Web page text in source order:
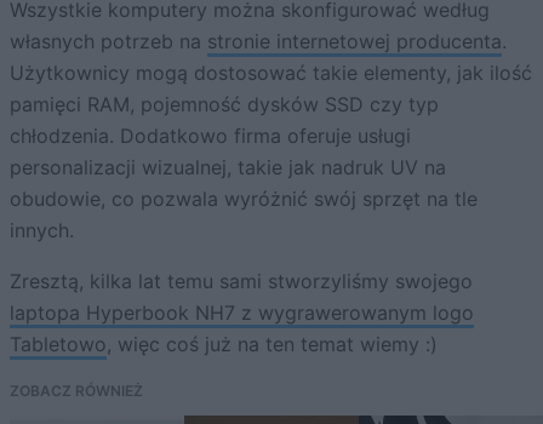
Wszystkie komputery można skonfigurować według
własnych potrzeb na stronie internetowej producenta.
Użytkownicy mogą dostosować takie elementy, jak ilość
pamięci RAM, pojemność dysków SSD czy typ
chłodzenia. Dodatkowo firma oferuje usługi
personalizacji wizualnej, takie jak nadruk UV na
obudowie, co pozwala wyróżnić swój sprzęt na tle
innych.
Zresztą, kilka lat temu sami stworzyliśmy swojego
laptopa Hyperbook NH7 z wygrawerowanym logo
Tabletowo, więc coś już na ten temat wiemy :)
ZOBACZ RÓWNIEŻ